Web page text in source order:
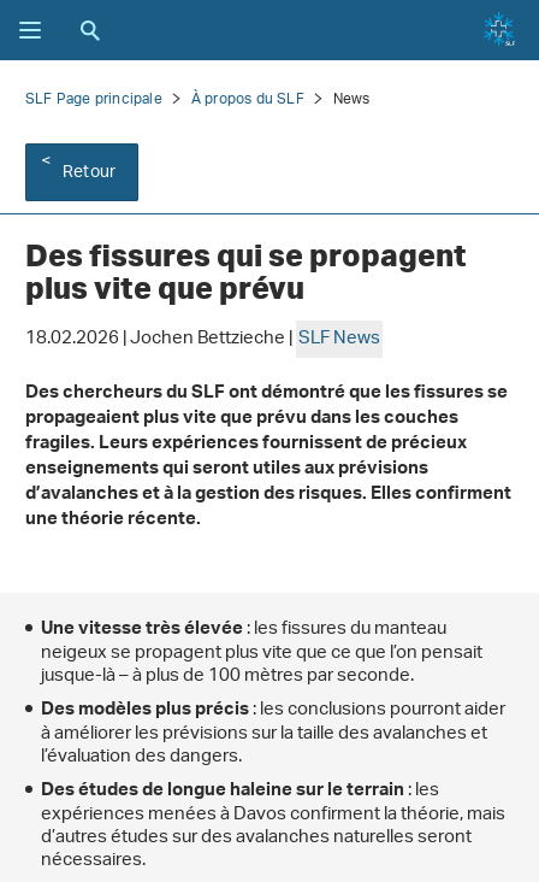
SLF Page principale À propos du SLF News
Retour
Des fissures qui se propagent
plus vite que prévu
18.02.2026 | Jochen Bettzieche |SLF News
Des chercheurs du SLF ont démontré que les fissures se
propageaient plus vite que prévu dans les couches
fragiles. Leurs expériences fournissent de précieux
enseignements qui seront utiles aux prévisions
d’avalanches et à la gestion des risques. Elles confirment
une théorie récente.
Une vitesse très élevée: les fissures du manteau
neigeux se propagent plus vite que ce que l’on pensait
jusque-là – à plus de 100 mètres par seconde.
Des modèles plus précis: les conclusions pourront aider
à améliorer les prévisions sur la taille des avalanches et
l’évaluation des dangers.
Des études de longue haleine sur le terrain: les
expériences menées à Davos confirment la théorie, mais
d’autres études sur des avalanches naturelles seront
nécessaires.